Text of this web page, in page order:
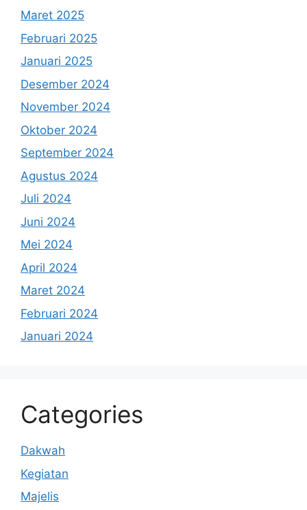
Maret 2025
Februari 2025
Januari 2025
Desember 2024
November 2024
Oktober 2024
September 2024
Agustus 2024
Juli 2024
Juni 2024
Mei 2024
April 2024
Maret 2024
Februari 2024
Januari 2024
Categories
Dakwah
Kegiatan
Majelis